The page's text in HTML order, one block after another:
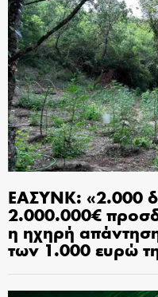
ΕΑΣΥΝΚ: «2.000
2.000.000€
η ηχηρή
των 1.000 ευρώ